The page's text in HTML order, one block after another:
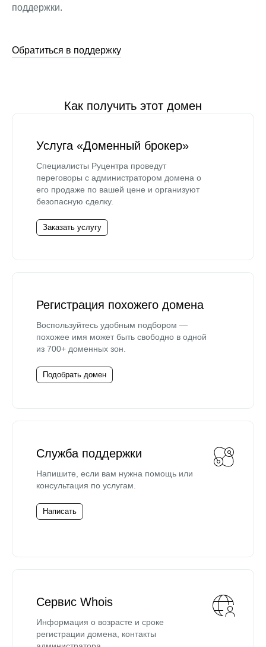
поддержки.
Обратиться в поддержку
Как получить этот домен
Услуга «Доменный брокер»
Специалисты Руцентра проведут
переговоры с администратором домена о
его продаже по вашей цене и организуют
безопасную сделку.
Заказать услугу
Регистрация похожего домена
Воспользуйтесь удобным подбором —
похожее имя может быть свободно в одной
из 700+ доменных зон.
Подобрать домен
Служба поддержки
Напишите, если вам нужна помощь или
консультация по услугам.
Написать
Сервис Whois
Информация о возрасте и сроке
регистрации домена, контакты